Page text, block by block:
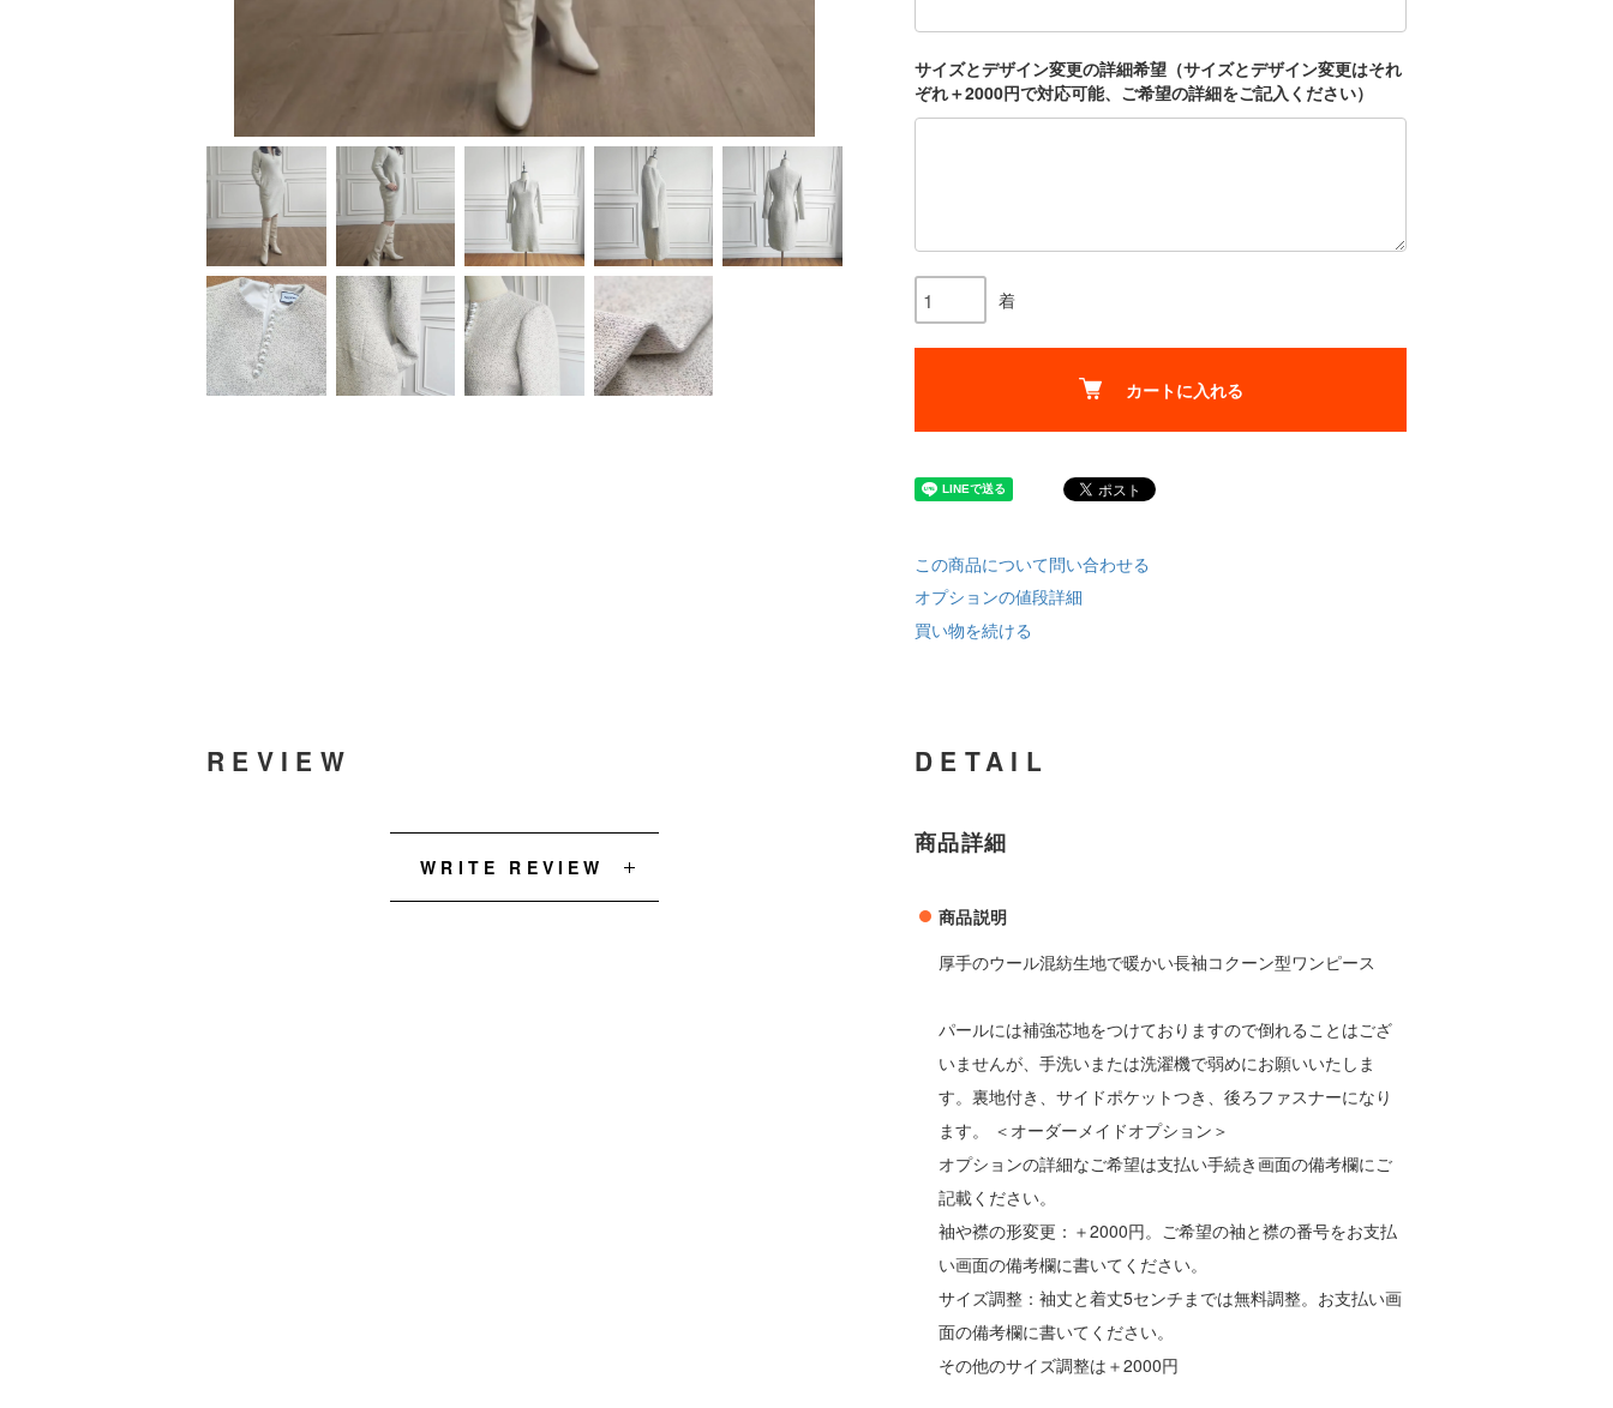
サイズとデザイン変更の詳細希望（サイズとデザイン変更はそれ
ぞれ＋2000円で対応可能、ご希望の詳細をご記入ください）
着
カートに入れる
この商品について問い合わせる
オプションの値段詳細
買い物を続ける
DETAIL
商品詳細
商品説明
厚手のウール混紡生地で暖かい長袖コクーン型ワンピース
パールには補強芯地をつけておりますので倒れることはござ
いませんが、手洗いまたは洗濯機で弱めにお願いいたしま
す。裏地付き、サイドポケットつき、後ろファスナーになり
ます。 ＜オーダーメイドオプション＞
オプションの詳細なご希望は支払い手続き画面の備考欄にご
記載ください。
袖や襟の形変更：＋2000円。ご希望の袖と襟の番号をお支払
い画面の備考欄に書いてください。
サイズ調整：袖丈と着丈5センチまでは無料調整。お支払い画
面の備考欄に書いてください。
その他のサイズ調整は＋2000円
REVIEW
WRITE REVIEW